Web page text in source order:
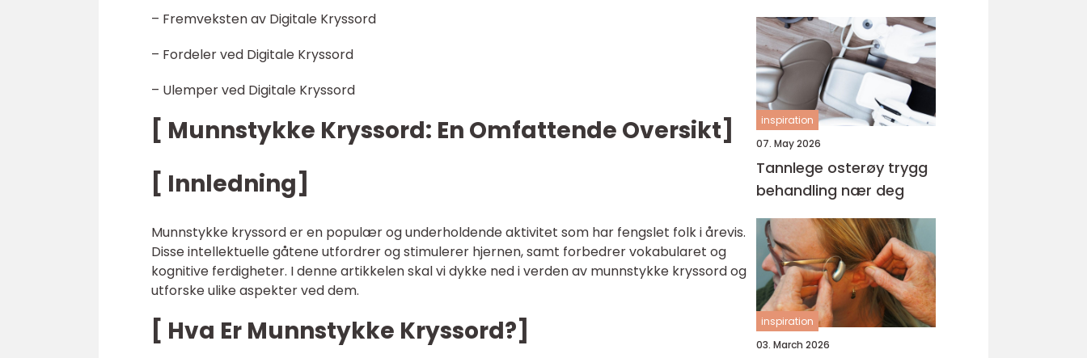
– Fremveksten av Digitale Kryssord
– Fordeler ved Digitale Kryssord
– Ulemper ved Digitale Kryssord
[ Munnstykke Kryssord: En Omfattende Oversikt]
[ Innledning]
Munnstykke kryssord er en populær og underholdende aktivitet som har fengslet folk i årevis.
Disse intellektuelle gåtene utfordrer og stimulerer hjernen, samt forbedrer vokabularet og
kognitive ferdigheter. I denne artikkelen skal vi dykke ned i verden av munnstykke kryssord og
utforske ulike aspekter ved dem.
[ Hva Er Munnstykke Kryssord?]
inspiration
07. May 2026
Tannlege osterøy trygg
behandling nær deg
inspiration
03. March 2026